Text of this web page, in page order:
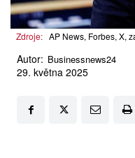
Zdroje: AP News, Forbes, X,
Autor: Businessnews24
29. května 2025